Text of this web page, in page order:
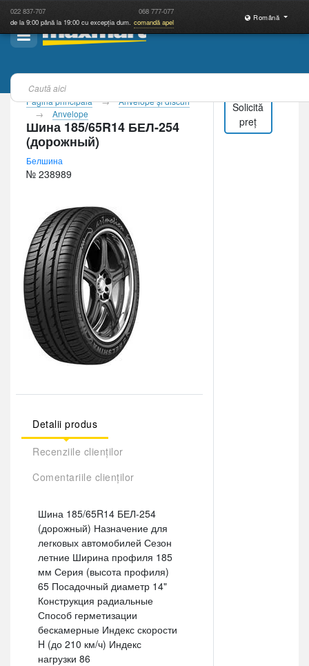
022 837-707 068 777-077
de la 9:00 până la 19:00 cu excepția dum. comandă apel
Română
Pagina principală
Anvelope şi discuri
Anvelope
Шина 185/65R14 БЕЛ-254
(дорожный)
Белшина
№ 238989
Detalii produs
Recenziile clienților
Comentariile clienților
Шина 185/65R14 БЕЛ-254
(дорожный) Назначение для
легковых автомобилей Сезон
летние Ширина профиля 185
мм Серия (высота профиля)
65 Посадочный диаметр 14"
Конструкция радиальные
Способ герметизации
бескамерные Индекс скорости
H (до 210 км/ч) Индекс
нагрузки 86
Solicită
preț